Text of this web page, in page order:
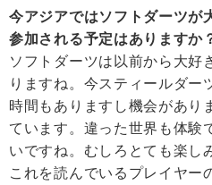
今アジアではソフトダーツが
参加される予定はありますか
ソフトダーツは以前から大好
りますね。今スティールダー
時間もありますし機会があり
ています。違った世界も体験
いですね。むしろとても楽し
これを読んでいるプレイヤー